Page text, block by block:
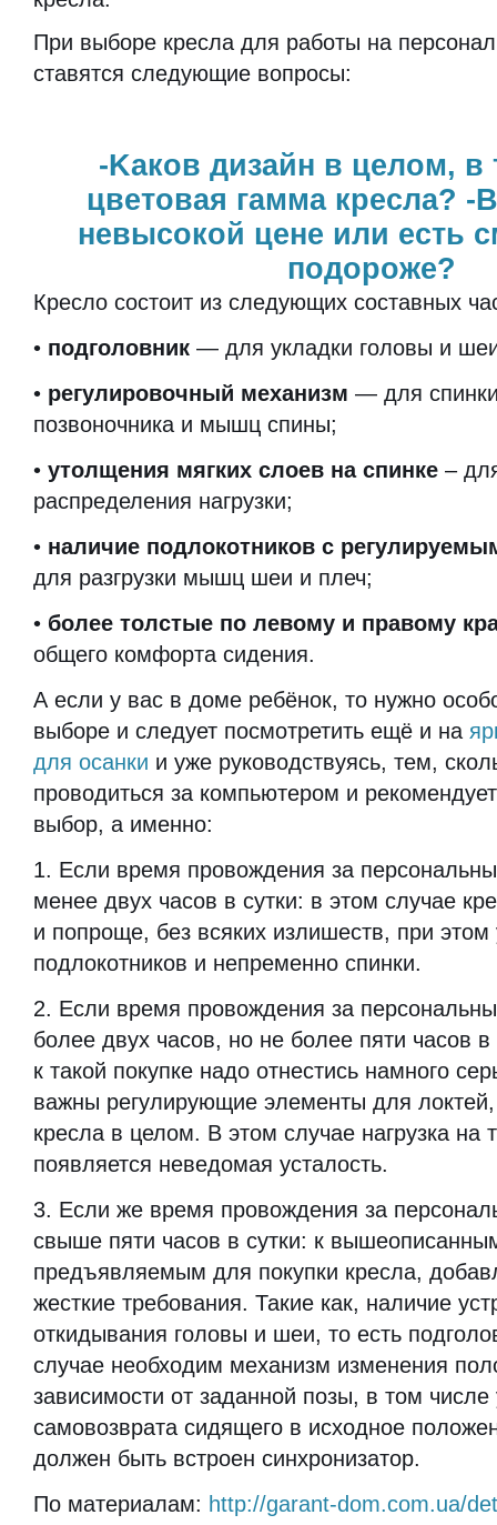
При выборе кресла для работы на
ставятся следующие вопросы:
-Kаков дизайн в целом, в
цветовая гамма кресла? -
невысокой цене или есть
подороже?
Кресло состоит из следующих составных
• подголовник — для укладки головы и
• регулировочный механизм — для
позвоночника и мышц спины;
• утолщения мягких слоев на спинке –
распределения нагрузки;
• наличие подлокотников с
для разгрузки мышц шеи и плеч;
• более толстые по левому и правому
общего комфорта сидения.
А если у вас в доме ребёнок, то нужно
выборе и следует посмотретить ещё и на
для осанки и уже руководствуясь, тем,
проводиться за компьютером и
выбор, а именно:
1. Если время провождения за
менее двух часов в сутки: в этом случае
и попроще, без всяких излишеств, при этом
подлокотников и непременно спинки.
2. Если время провождения за
более двух часов, но не более пяти часов в
к такой покупке надо отнестись намного
важны регулирующие элементы для
кресла в целом. В этом случае нагрузка на
появляется неведомая усталость.
3. Если же время провождения за
свыше пяти часов в сутки: к
предъявляемым для покупки кресла,
жесткие требования. Такие как, наличие
откидывания головы и шеи, то есть
случае необходим механизм изменения
зависимости от заданной позы, в том числе
самовозврата сидящего в исходное
должен быть встроен синхронизатор.
По материалам: http://garant-dom.com.ua/